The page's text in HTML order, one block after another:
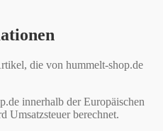
die von hummelt-shop.de
innerhalb der Europäischen
berechnet.